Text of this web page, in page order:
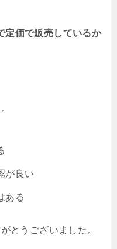
定価で販売しているか
が良い
ある
とうございました。